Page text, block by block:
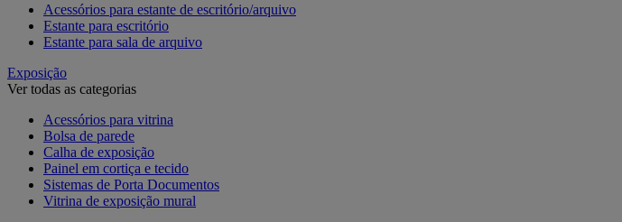
Acessórios para estante de escritório/arquivo
Estante para escritório
Estante para sala de arquivo
Exposição
Ver todas as categorias
Acessórios para vitrina
Bolsa de parede
Calha de exposição
Painel em cortiça e tecido
Sistemas de Porta Documentos
Vitrina de exposição mural